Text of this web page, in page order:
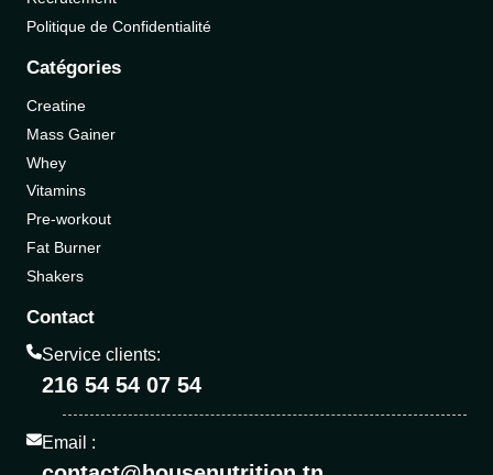
Politique de Confidentialité
Catégories
Creatine
Mass Gainer
Whey
Vitamins
Pre-workout
Fat Burner
Shakers
Contact
Service clients:
216 54 54 07 54
Email :